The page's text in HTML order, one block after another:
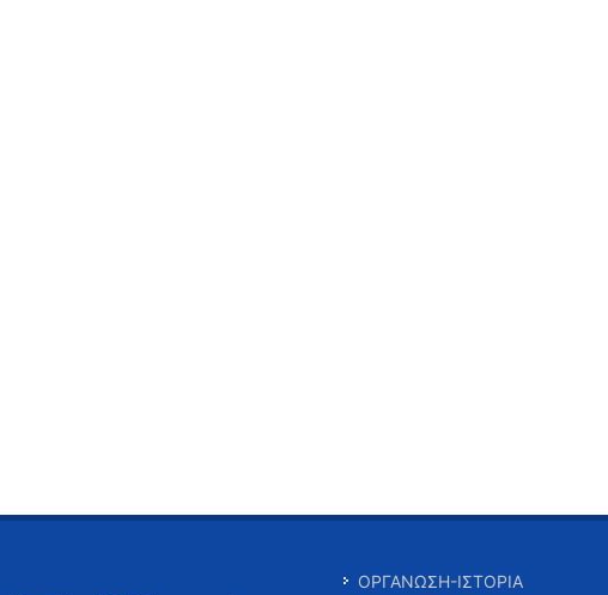
ΟΡΓΑΝΩΣΗ-ΙΣΤΟΡΙΑ